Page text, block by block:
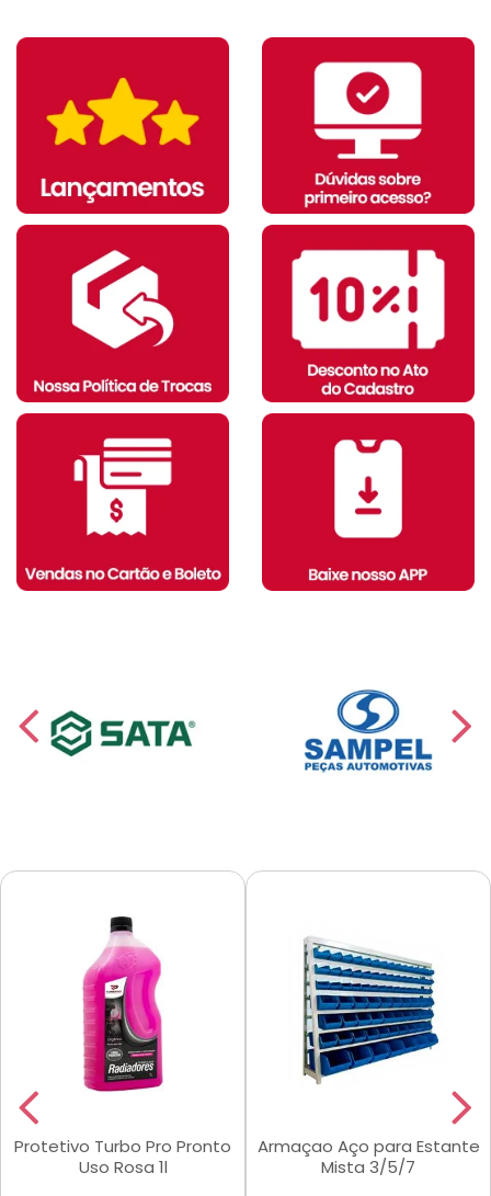
Protetivo Turbo Pro Pronto
Uso Rosa 1l
Armaçao Aço para Estante
Mista 3/5/7